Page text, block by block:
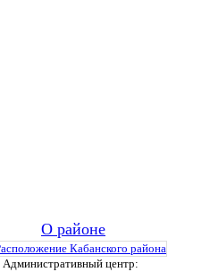
О районе
Административный центр: